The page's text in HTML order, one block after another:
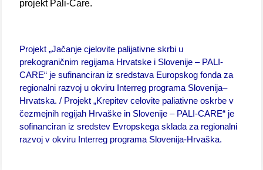
projekt Pali-Care.
Projekt „Jačanje cjelovite palijativne skrbi u
prekograničnim regijama Hrvatske i Slovenije – PALI-
CARE“ je sufinanciran iz sredstava Europskog fonda za
regionalni razvoj u okviru Interreg programa Slovenija–
Hrvatska. / Projekt „Krepitev celovite paliativne oskrbe v
čezmejnih regijah Hrvaške in Slovenije – PALI-CARE“ je
sofinanciran iz sredstev Evropskega sklada za regionalni
razvoj v okviru Interreg programa Slovenija-Hrvaška.